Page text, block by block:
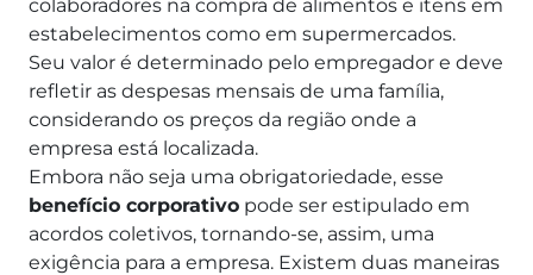
colaboradores na compra de alimentos e itens em
estabelecimentos como em supermercados.
Seu valor é determinado pelo empregador e deve
refletir as despesas mensais de uma família,
considerando os preços da região onde a
empresa está localizada.
Embora não seja uma obrigatoriedade, esse
benefício corporativo pode ser estipulado em
acordos coletivos, tornando-se, assim, uma
exigência para a empresa. Existem duas maneiras